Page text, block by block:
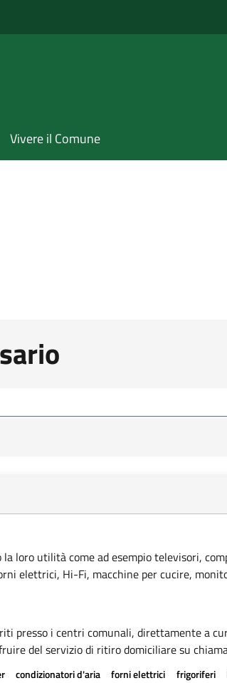
Vivere il Comune
loro utilità come ad esempio televisori,
elettrici, Hi-Fi, macchine per cucire,
presso i centri comunali, direttamente a
del servizio di ritiro domiciliare su
condizionatori d'aria forni elettrici frigoriferi